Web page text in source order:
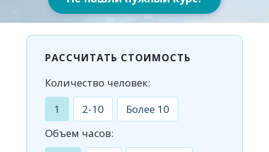
РАССЧИТАТЬ СТОИМОСТЬ
Количество человек:
1
2-10
Более 10
Объем часов: